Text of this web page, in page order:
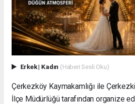
Erkek| Kadın (Haberi Sesli Oku)
Çerkezköy Kaymakamlığı ile
İlçe Müdürlüğü tarafından organize